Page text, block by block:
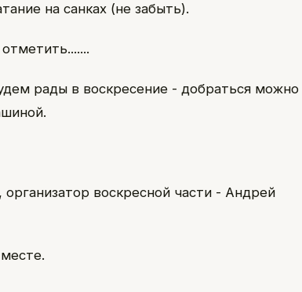
на санках (не забыть).
рады в воскресение - добраться можно
воскресной части - Андрей